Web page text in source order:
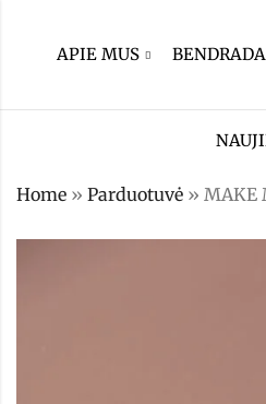
APIE MUS
Home » Parduotuvė » MAKE